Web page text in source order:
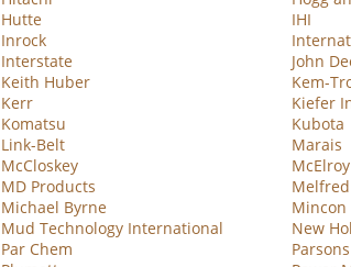
Hutte
IHI
Inrock
Interstate
John
Keith Huber
Kem-
Kerr
Kiefer
Komatsu
Kubota
Link-Belt
Marais
McCloskey
McElroy
MD Products
Michael Byrne
Mincon
Mud Technology International
New
Par Chem
Parsons